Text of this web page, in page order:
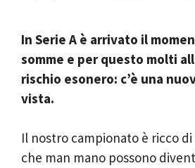
In Serie A è arrivato il
somme e per questo molti
rischio esonero: c’è una
vista.
Il nostro campionato è ricco
che man mano possono